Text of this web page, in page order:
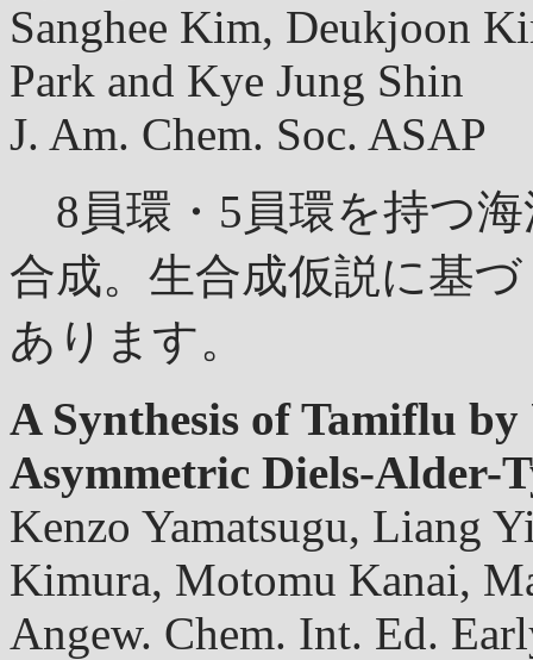
Sanghee Kim, Deukjoon
Park and Kye Jung Shin
J. Am. Chem. Soc. ASAP
8員環・5員環を持つ海
合成。生合成仮説に基
あります。
A Synthesis of Tamiflu
Asymmetric Diels-Alder-
Kenzo Yamatsugu, Liang
Kimura, Motomu Kanai,
Angew. Chem. Int. Ed.